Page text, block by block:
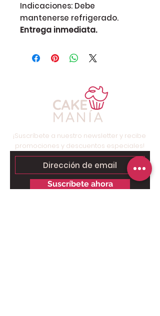
Indicaciones: Debe
mantenerse refrigerado.
Entrega inmediata.
¡Suscríbete a nuestro newsletter y recibe
promociones y descuentos especiales!
Suscríbete ahora